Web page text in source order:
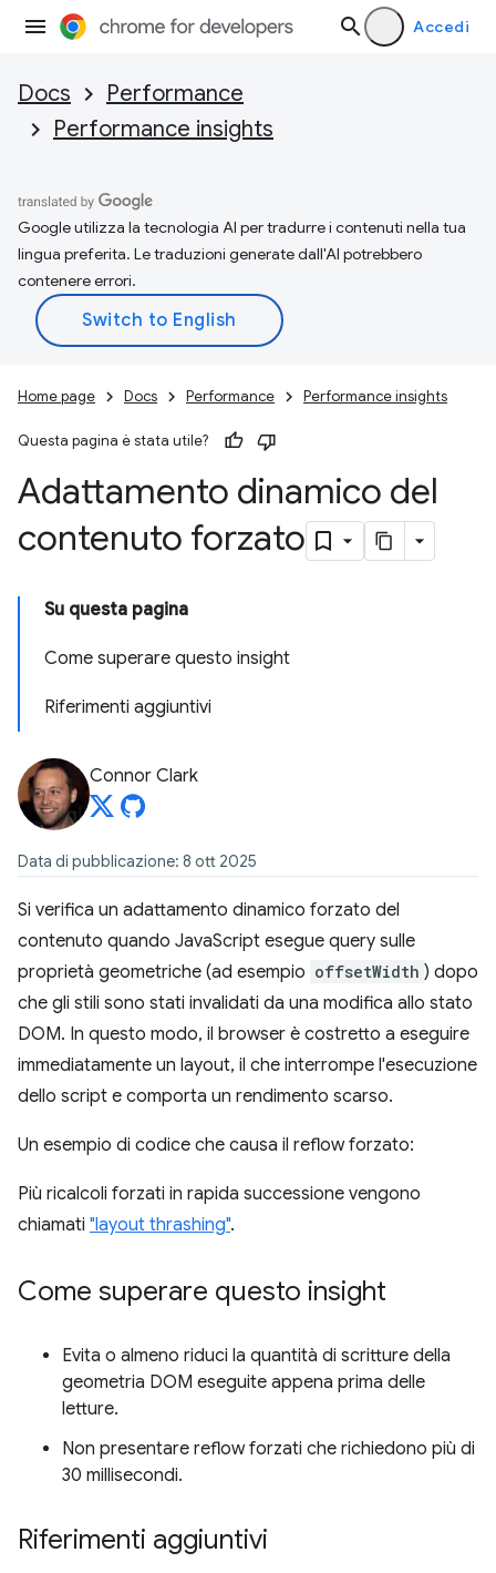
Accedi
Docs
Performance
Performance insights
Google utilizza la tecnologia AI per tradurre i contenuti nella tua
lingua preferita. Le traduzioni generate dall'AI potrebbero
contenere errori.
Home page Docs Performance Performance insights
Questa pagina è stata utile?
Adattamento dinamico del
contenuto forzato
Su questa pagina
Come superare questo insight
Riferimenti aggiuntivi
Connor Clark
Data di pubblicazione: 8 ott 2025
Si verifica un adattamento dinamico forzato del
contenuto quando JavaScript esegue query sulle
proprietà geometriche (ad esempio offsetWidth ) dopo
che gli stili sono stati invalidati da una modifica allo stato
DOM. In questo modo, il browser è costretto a eseguire
immediatamente un layout, il che interrompe l'esecuzione
dello script e comporta un rendimento scarso.
Un esempio di codice che causa il reflow forzato:
Più ricalcoli forzati in rapida successione vengono
chiamati "layout thrashing".
Come superare questo insight
Evita o almeno riduci la quantità di scritture della
geometria DOM eseguite appena prima delle
letture.
Non presentare reflow forzati che richiedono più di
30 millisecondi.
Riferimenti aggiuntivi